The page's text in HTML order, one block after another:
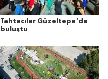
Tahtacılar Güzeltepe'de
buluştu